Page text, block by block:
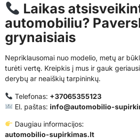
Laikas
automobiliu?
grynaisiais
Nepriklausomai nuo modelio, metų ar
turėti vertę. Kreipkis į mus ir gauk
derybų ar neaiškių tarpininkų.
Telefonas: +37065355123
El. paštas: info@automobilio-
Daugiau informacijos:
automobilio-supirkimas.lt